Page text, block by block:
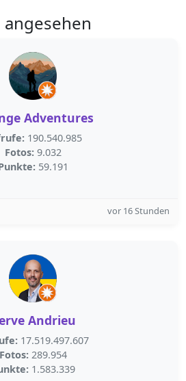
Adventures
190.540.985
Fotos: 9.032
59.191
vor 16 Stunden
Andrieu
17.519.497.607
Fotos: 289.954
1.583.339